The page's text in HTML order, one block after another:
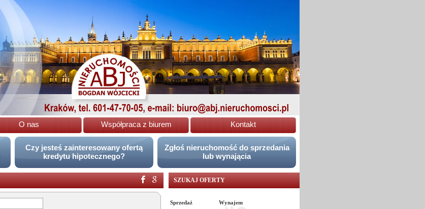
O nas Współpraca z biurem Kontakt
Czy jesteś zainteresowany ofertą
kredytu hipotecznego?
Zgłoś nieruchomość do sprzedania
lub wynającia
SZUKAJ OFERTY
Sprzedaż
Wynajem